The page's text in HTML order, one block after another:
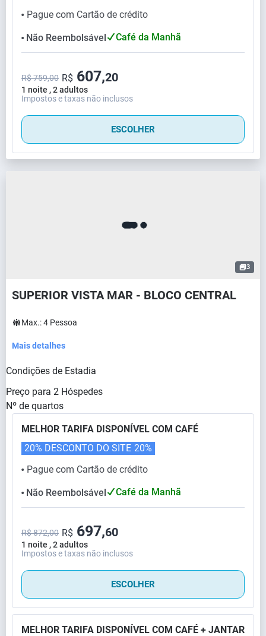
⬤ Pague com Cartão de crédito
⬤ Não Reembolsável Café da Manhã
1 noite , 2 adultos
R$ 759,00 R$ 607,20
Impostos e taxas não inclusos
ESCOLHER
3
SUPERIOR VISTA MAR - BLOCO CENTRAL
Max.:4 Pessoa
Mais detalhes
Condições de Estadia
Preço para 2 Hóspedes
Nº de quartos
MELHOR TARIFA DISPONÍVEL COM CAFÉ
⬤ Pague com Cartão de crédito
20% DESCONTO DO SITE 20%
⬤ Não Reembolsável Café da Manhã
1 noite , 2 adultos
R$ 872,00 R$ 697,60
Impostos e taxas não inclusos
ESCOLHER
MELHOR TARIFA DISPONÍVEL COM CAFÉ + JANTAR